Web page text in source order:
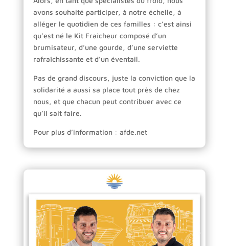
avons souhaité participer, à notre échelle, à
alléger le quotidien de ces familles : c’est ainsi
qu’est né le Kit Fraîcheur composé d’un
brumisateur, d’une gourde, d’une serviette
rafraîchissante et d’un éventail.
Pas de grand discours, juste la conviction que la
solidarité a aussi sa place tout près de chez
nous, et que chacun peut contribuer avec ce
qu’il sait faire.
Pour plus d’information : afde.net